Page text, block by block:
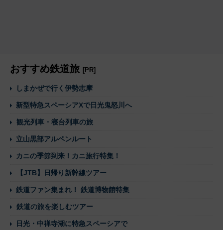
おすすめ鉄道旅 [PR]
しまかぜで行く伊勢志摩
新型特急スペーシアXで日光鬼怒川へ
観光列車・寝台列車の旅
立山黒部アルペンルート
カニの季節到来！カニ旅行特集！
【JTB】日帰り新幹線ツアー
鉄道ファン集まれ！ 鉄道博物館特集
鉄道の旅を楽しむツアー
日光・中禅寺湖に特急スペーシアで